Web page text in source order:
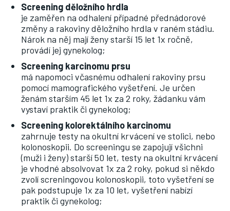
Screening děložního hrdla
je zaměřen na odhalení případné přednádorové
změny a rakoviny děložního hrdla v raném stádiu.
Nárok na něj mají ženy starší 15 let 1x ročně,
provádí jej gynekolog;
Screening karcinomu prsu
má napomoci včasnému odhalení rakoviny prsu
pomocí mamografického vyšetření. Je určen
ženám starším 45 let 1x za 2 roky, žádanku vám
vystaví praktik či gynekolog;
Screening kolorektálního karcinomu
zahrnuje testy na okultní krvácení ve stolici, nebo
kolonoskopii. Do screeningu se zapojují všichni
(muži i ženy) starší 50 let, testy na okultní krvácení
je vhodné absolvovat 1x za 2 roky, pokud si někdo
zvolí screningovou kolonoskopii, toto vyšetření se
pak podstupuje 1x za 10 let, vyšetření nabízí
praktik či gynekolog;